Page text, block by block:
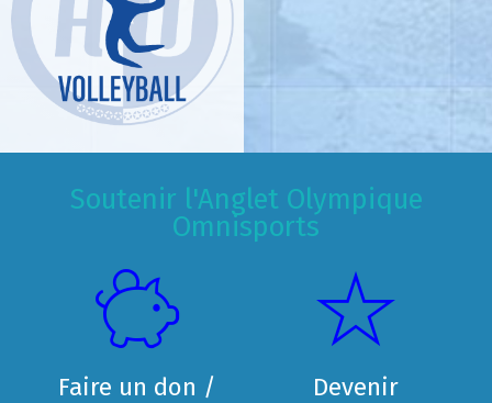
Soutenir l'Anglet Olympique
Omnisports
Faire un don /
Devenir